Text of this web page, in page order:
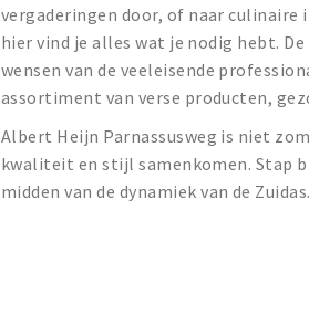
vergaderingen door, of naar culinaire
hier vind je alles wat je nodig hebt.
wensen van de veeleisende
assortiment van verse producten,
Albert Heijn Parnassusweg is niet
kwaliteit en stijl samenkomen. Stap
midden van de dynamiek van de Zuidas.